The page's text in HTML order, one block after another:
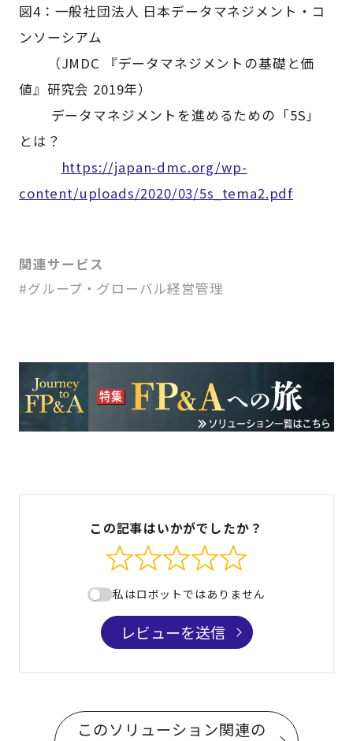
図4：一般社団法人 日本データマネジメント・コ
ンソーシアム
（JMDC 『データマネジメントの基礎と価
値』研究会 2019年）
データマネジメントを進めるための「5S」
とは？
https://japan-dmc.org/wp-
content/uploads/2020/03/5s_tema2.pdf
関連サービス
#グループ・グローバル経営管理
この記事はいかがでしたか？
私はロボットではありません
レビューを送信
このソリューション関連の